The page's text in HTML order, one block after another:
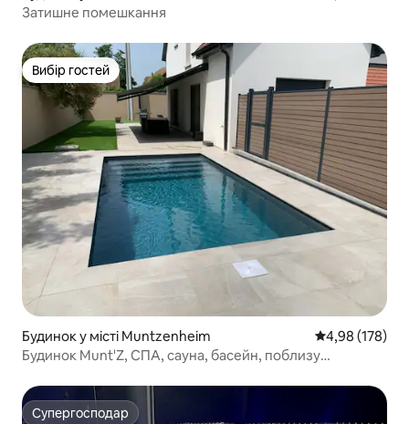
Затишне помешкання
Вибір гостей
Вибір гостей
Будинок у місті Muntzenheim Середня
4,98 (178)
Будинок Munt'Z, СПА, сауна, басейн, поблизу
Супергосподар